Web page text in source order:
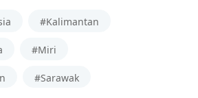
#Kalimantan
#Miri
#Sarawak